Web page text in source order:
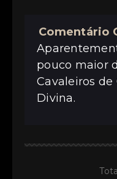
Comentário
pouco maior
Cavaleiros
Divina.